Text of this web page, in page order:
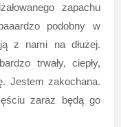
zapachu
podobny w
z nami na dłużej.
trwały, ciepły,
Jestem zakochana.
zaraz będą go